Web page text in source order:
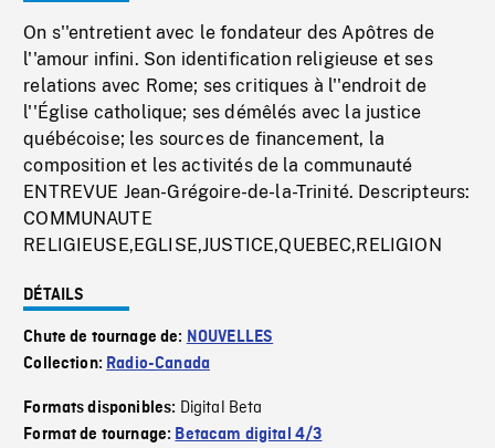
On s''entretient avec le fondateur des Apôtres de
l''amour infini. Son identification religieuse et ses
relations avec Rome; ses critiques à l''endroit de
l''Église catholique; ses démêlés avec la justice
québécoise; les sources de financement, la
composition et les activités de la communauté
ENTREVUE Jean-Grégoire-de-la-Trinité. Descripteurs:
COMMUNAUTE
RELIGIEUSE,EGLISE,JUSTICE,QUEBEC,RELIGION
DÉTAILS
Chute de tournage de: NOUVELLES
Collection: Radio-Canada
Formats disponibles: Digital Beta
Format de tournage: Betacam digital 4/3